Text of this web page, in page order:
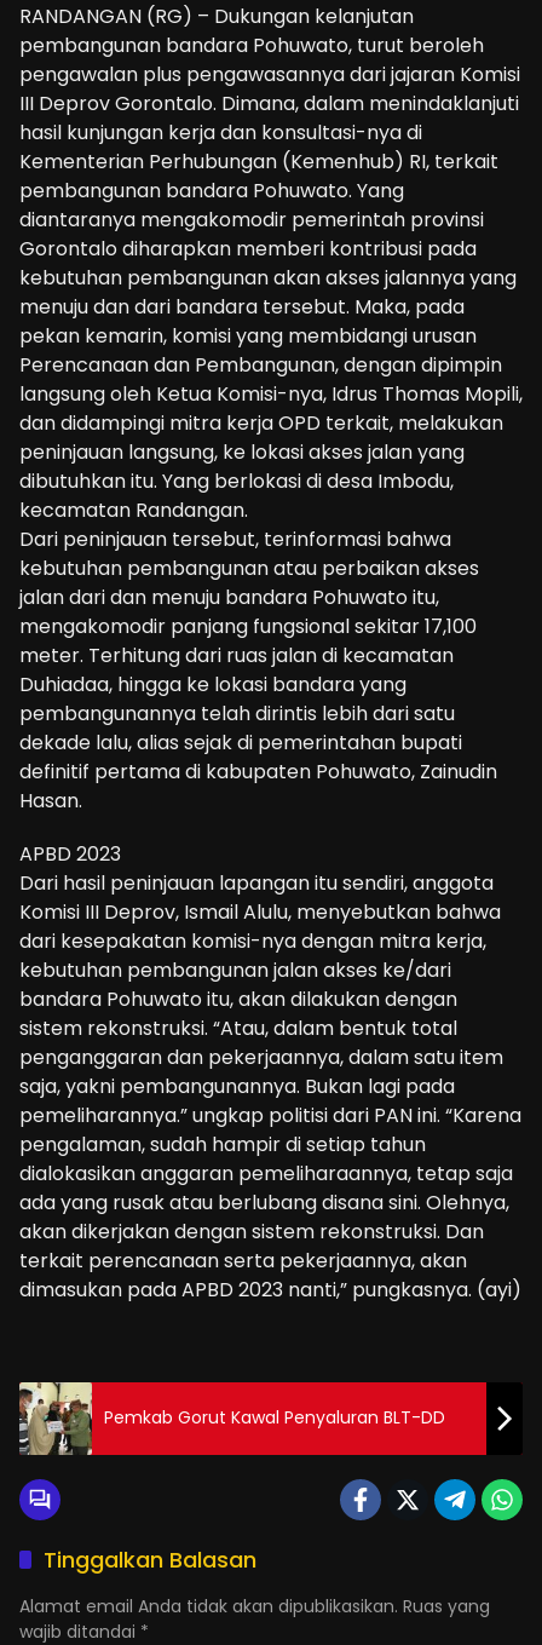
RANDANGAN (RG) – Dukungan kelanjutan
pembangunan bandara Pohuwato, turut beroleh
pengawalan plus pengawasannya dari jajaran Komisi
III Deprov Gorontalo. Dimana, dalam menindaklanjuti
hasil kunjungan kerja dan konsultasi-nya di
Kementerian Perhubungan (Kemenhub) RI, terkait
pembangunan bandara Pohuwato. Yang
diantaranya mengakomodir pemerintah provinsi
Gorontalo diharapkan memberi kontribusi pada
kebutuhan pembangunan akan akses jalannya yang
menuju dan dari bandara tersebut. Maka, pada
pekan kemarin, komisi yang membidangi urusan
Perencanaan dan Pembangunan, dengan dipimpin
langsung oleh Ketua Komisi-nya, Idrus Thomas Mopili,
dan didampingi mitra kerja OPD terkait, melakukan
peninjauan langsung, ke lokasi akses jalan yang
dibutuhkan itu. Yang berlokasi di desa Imbodu,
kecamatan Randangan.
Dari peninjauan tersebut, terinformasi bahwa
kebutuhan pembangunan atau perbaikan akses
jalan dari dan menuju bandara Pohuwato itu,
mengakomodir panjang fungsional sekitar 17,100
meter. Terhitung dari ruas jalan di kecamatan
Duhiadaa, hingga ke lokasi bandara yang
pembangunannya telah dirintis lebih dari satu
dekade lalu, alias sejak di pemerintahan bupati
definitif pertama di kabupaten Pohuwato, Zainudin
Hasan.
APBD 2023
Dari hasil peninjauan lapangan itu sendiri, anggota
Komisi III Deprov, Ismail Alulu, menyebutkan bahwa
dari kesepakatan komisi-nya dengan mitra kerja,
kebutuhan pembangunan jalan akses ke/dari
bandara Pohuwato itu, akan dilakukan dengan
sistem rekonstruksi. “Atau, dalam bentuk total
penganggaran dan pekerjaannya, dalam satu item
saja, yakni pembangunannya. Bukan lagi pada
pemeliharannya.” ungkap politisi dari PAN ini. “Karena
pengalaman, sudah hampir di setiap tahun
dialokasikan anggaran pemeliharaannya, tetap saja
ada yang rusak atau berlubang disana sini. Olehnya,
akan dikerjakan dengan sistem rekonstruksi. Dan
terkait perencanaan serta pekerjaannya, akan
dimasukan pada APBD 2023 nanti,” pungkasnya. (ayi)
Pemkab Gorut Kawal Penyaluran BLT-DD
Tinggalkan Balasan
Alamat email Anda tidak akan dipublikasikan. Ruas yang
wajib ditandai *